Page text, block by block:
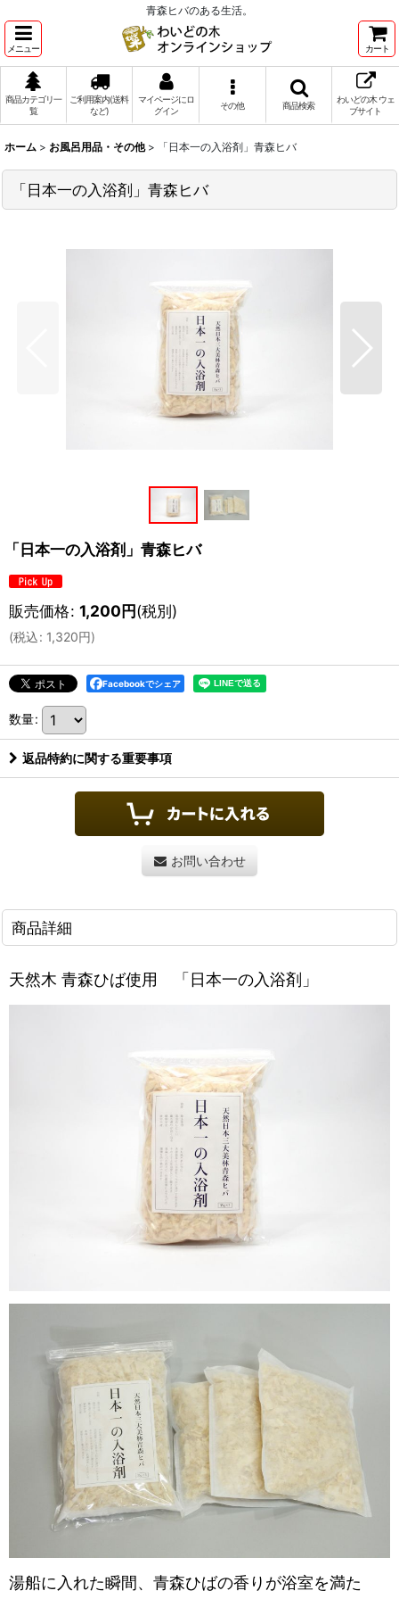
青森ヒバのある生活。
メニュー カート
商品カテゴリ一
覧
ご利用案内(送料
など)
マイページにロ
グイン
その他 商品検索
わいどの木 ウェ
ブサイト
ホーム > お風呂用品・その他 > 「日本一の入浴剤」青森ヒバ
「日本一の入浴剤」青森ヒバ
「日本一の入浴剤」青森ヒバ
販売価格: 1,200円(税別)
(税込: 1,320円)
Facebookでシェア
数量:
返品特約に関する重要事項
お問い合わせ
商品詳細
天然木 青森ひば使用 「日本一の入浴剤」
湯船に入れた瞬間、青森ひばの香りが浴室を満た